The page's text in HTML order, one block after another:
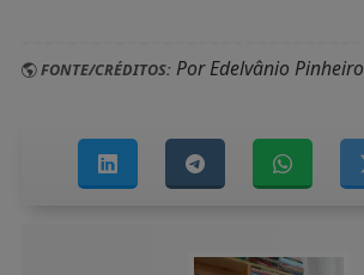
FONTE/CRÉDITOS:Por Edelvânio Pinheiro